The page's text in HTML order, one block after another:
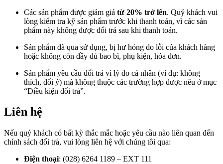
Các sản phẩm được giảm giá từ 20% trở lên. Quý khách vui
lòng kiểm tra kỹ sản phẩm trước khi thanh toán, vì các sản
phẩm này không được đổi trả sau khi thanh toán.
Sản phẩm đã qua sử dụng, bị hư hỏng do lỗi của khách hàng
hoặc không còn đầy đủ bao bì, phụ kiện, hóa đơn.
Sản phẩm yêu cầu đổi trả vì lý do cá nhân (ví dụ: không
thích, đổi ý) mà không thuộc các trường hợp được nêu ở mục
“Điều kiện đổi trả”.
Liên hệ
Nếu quý khách có bất kỳ thắc mắc hoặc yêu cầu nào liên quan đến
chính sách đổi trả, vui lòng liên hệ với chúng tôi qua:
Điện thoại: (028) 6264 1189 – EXT 111